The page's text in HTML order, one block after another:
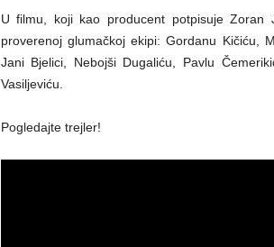
U filmu, koji kao producent potpisuje
proverenoj glumačkoj ekipi: Gordanu Kičiću,
Jani Bjelici, Nebojši Dugaliću, Pavlu
Vasiljeviću.
Pogledajte trejler!